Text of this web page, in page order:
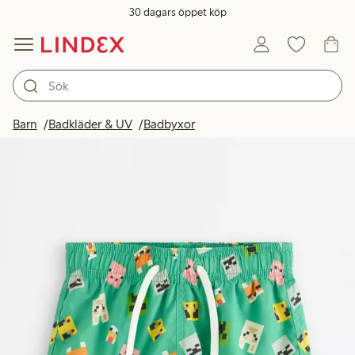
30 dagars öppet köp
Barn Badkläder & UV Badbyxor